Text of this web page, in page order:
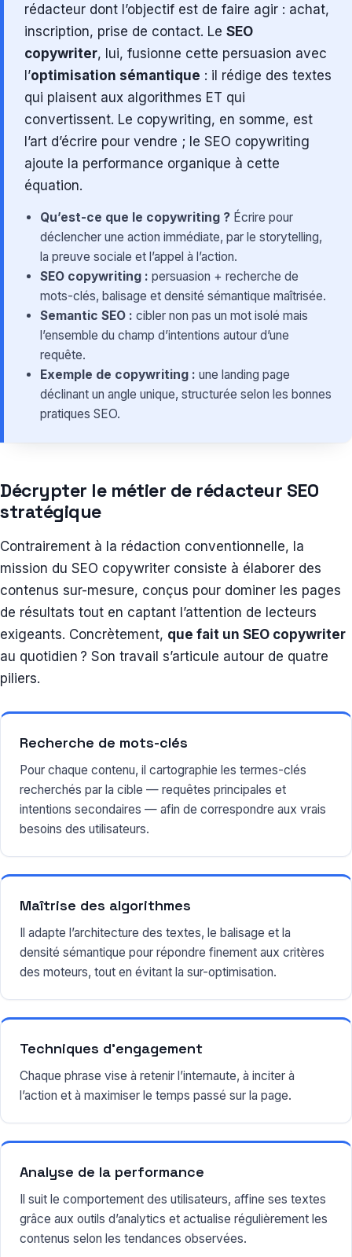
rédacteur dont l’objectif est de faire agir : achat,
inscription, prise de contact. Le SEO
copywriter, lui, fusionne cette persuasion avec
l’optimisation sémantique : il rédige des textes
qui plaisent aux algorithmes ET qui
convertissent. Le copywriting, en somme, est
l’art d’écrire pour vendre ; le SEO copywriting
ajoute la performance organique à cette
équation.
Qu’est-ce que le copywriting ? Écrire pour
déclencher une action immédiate, par le storytelling,
la preuve sociale et l’appel à l’action.
SEO copywriting : persuasion + recherche de
mots-clés, balisage et densité sémantique maîtrisée.
Semantic SEO : cibler non pas un mot isolé mais
l’ensemble du champ d’intentions autour d’une
requête.
Exemple de copywriting : une landing page
déclinant un angle unique, structurée selon les bonnes
pratiques SEO.
Décrypter le métier de rédacteur SEO
stratégique
Contrairement à la rédaction conventionnelle, la
mission du SEO copywriter consiste à élaborer des
contenus sur-mesure, conçus pour dominer les pages
de résultats tout en captant l’attention de lecteurs
exigeants. Concrètement, que fait un SEO copywriter
au quotidien ? Son travail s’articule autour de quatre
piliers.
Recherche de mots-clés
Pour chaque contenu, il cartographie les termes-clés
recherchés par la cible — requêtes principales et
intentions secondaires — afin de correspondre aux vrais
besoins des utilisateurs.
Maîtrise des algorithmes
Il adapte l’architecture des textes, le balisage et la
densité sémantique pour répondre finement aux critères
des moteurs, tout en évitant la sur-optimisation.
Techniques d’engagement
Chaque phrase vise à retenir l’internaute, à inciter à
l’action et à maximiser le temps passé sur la page.
Analyse de la performance
Il suit le comportement des utilisateurs, affine ses textes
grâce aux outils d’analytics et actualise régulièrement les
contenus selon les tendances observées.